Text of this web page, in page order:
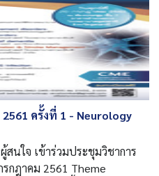
ครั้งที่ 1 - Neurology
นใจ เข้าร่วมประชุมวิชาการ
กฎาคม 2561 Theme